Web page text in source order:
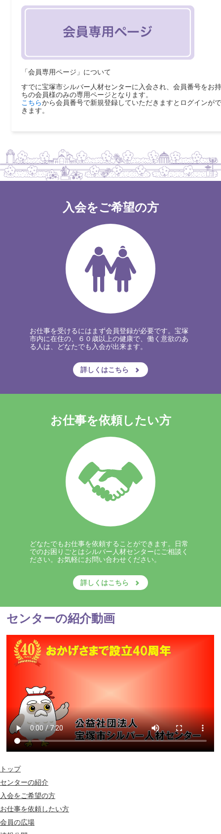
「会員専用ページ」について
すでに宝塚市シルバー人材センターに入会され、会員番号をお
ちの会員様のみの専用ページとなります。
こちらから会員番号で新規登録していただきますとログインが
きます。
入会をご希望の方
お仕事を受けるにはまず会員登録が必要です。宝塚
市内に在住の、６０歳以上の健康で、働く意欲のあ
る人は、どなたでも入会が出来ます。
詳しくはこちら
お仕事を依頼したい方
どなたでもお仕事を依頼することができます。日常
でのお困りごとはシルバー人材センターにご相談く
ださい。お気軽にお問い合わせください。
詳しくはこちら
センターの紹介動画
トップ
センターの紹介
入会をご希望の方
お仕事を依頼したい方
会員の広場